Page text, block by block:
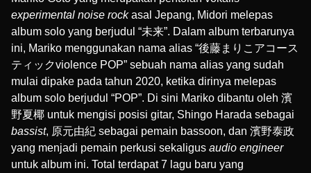
experimental noise rockasal Jepang, Midori melepas
album solo yang berjudul “未来”. Dalam album terbarunya
ini, Mariko menggunakan nama alias “後藤まりこアコース
ティックviolence POP” sebuah nama alias yang sudah
mulai dipake pada tahun 2020, ketika dirinya melepas
album solo berjudul “POP”. Di sini Mariko dibantu oleh 濱
野夏椰 untuk mengisi posisi gitar, Shingo Harada sebagai
bassist, 原元由紀 sebagai pemain bassoon, dan 濱野泰政
yang menjadi pemain perkusi sekaligus audio engineer
untuk album ini. Total terdapat 7 lagu baru yang